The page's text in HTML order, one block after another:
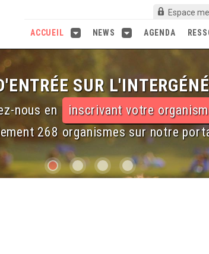
Espace
AGENDA
NEWS
ACCUEIL
SUR
nous en inscrivant votre
268 organismes sur notre